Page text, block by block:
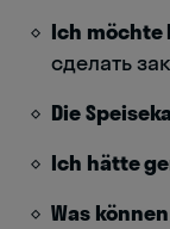
Ich
сделать
Die
Ich hätte
Was